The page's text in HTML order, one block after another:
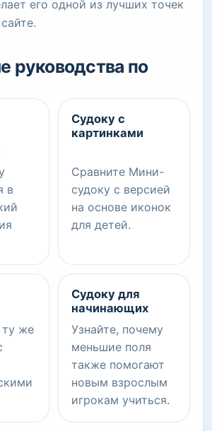
его одной из лучших точек
руководства по
в
Судоку с
картинками
Сравните Мини-
судоку с версией
на основе иконок
для детей.
ту же
Судоку для
начинающих
Узнайте, почему
меньшие поля
также помогают
новым взрослым
игрокам учиться.